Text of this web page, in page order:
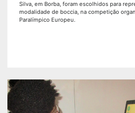
Silva, em Borba, foram escolhidos para
modalidade de boccia, na competição
Paralímpico Europeu.